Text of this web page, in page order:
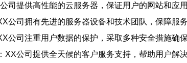
司提供高性能的云服务器，保证用户的网站和应
公司拥有先进的服务器设备和技术团队，保障服
公司注重用户数据的保护，采取多种安全措施确
XX公司提供全天候的客户服务支持，帮助用户解决